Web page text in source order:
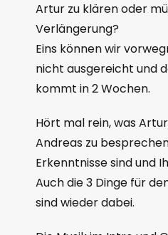
Artur zu klären oder
Verlängerung?
Eins können wir
nicht ausgereicht und
kommt in 2 Wochen.
Hört mal rein, was
Andreas zu
Erkenntnisse sind und
Auch die 3 Dinge für
sind wieder dabei.